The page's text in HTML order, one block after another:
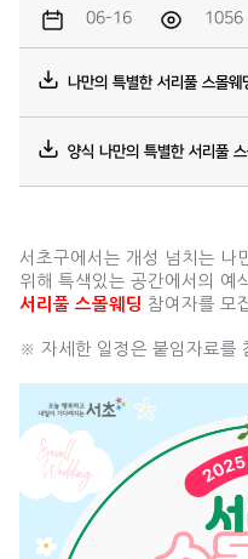
06-16 1056
나만의 특별한 서리풀 스몰
양식 나만의 특별한 서리풀
서초구에서는 개성 넘치는 나
위해 특색있는 공간에서의 예
서리풀 스몰웨딩 참여자를 모
※ 자세한 일정은 붙임자료를